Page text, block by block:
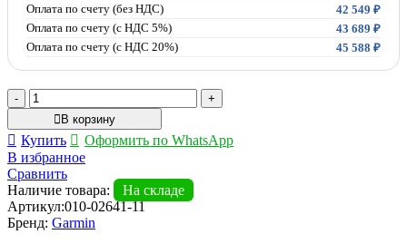
Оплата по счету (без НДС)
42 549 ₽
Оплата по счету (с НДС 5%)
43 689 ₽
Оплата по счету (с НДС 20%)
45 588 ₽
Количество
товара
Умные
часы
Garmin
Forerunner
255
с
синим
В корзину
Купить
Оформить по WhatsApp
В избранное
Сравнить
Наличие товара:
На складе
Артикул:010-02641-11
Бренд: Garmin